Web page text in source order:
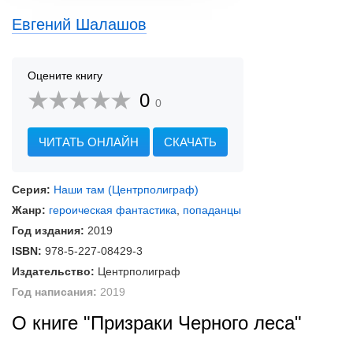
Евгений Шалашов
Оцените книгу
0 0
ЧИТАТЬ ОНЛАЙН СКАЧАТЬ
Серия: Наши там (Центрполиграф)
Жанр: героическая фантастика
попаданцы
Год издания: 2019
ISBN: 978-5-227-08429-3
Издательство: Центрполиграф
Год написания: 2019
О книге "Призраки Черного леса"